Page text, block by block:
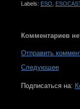
Labels: ESO
Комментариев
Отправить
Следующее
Подписаться на: